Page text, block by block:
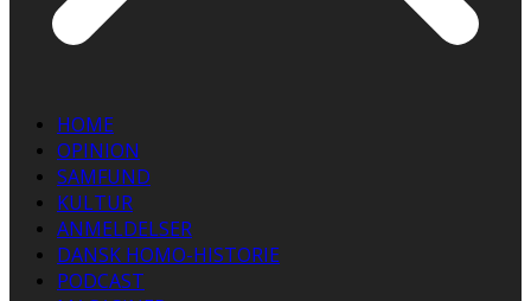
HOME
OPINION
SAMFUND
KULTUR
ANMELDELSER
DANSK HOMO-HISTORIE
PODCAST